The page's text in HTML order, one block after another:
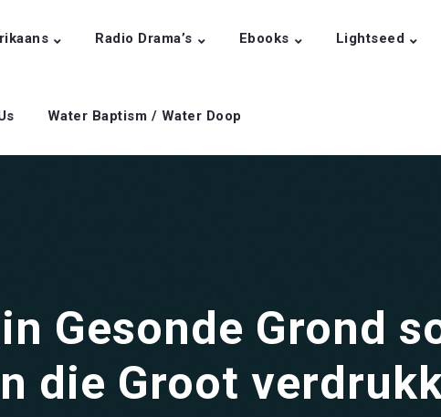
Radio Drama’s Ebooks Lightseed
Water Baptism / Water Doop
Gesonde Grond
die Groot